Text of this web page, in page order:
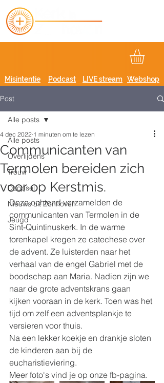
Podcast
Misintentie LIVE stream Webshop
Post
Alle posts
Overlijdens
Trouw
Doopsel
Nieuws uit Zonhoven
Jeugd
Alle posts
Communicanten van
Termolen bereiden zich
voor op Kerstmis.
4 dec 2022 1 minuten om te lezen
Deze ochtend verzamelden de
communicanten van Termolen in de
Sint-Quintinuskerk. In de warme
torenkapel kregen ze catechese over
de advent. Ze luisterden naar het
verhaal van de engel Gabriel met de
boodschap aan Maria. Nadien zijn we
naar de grote adventskrans gaan
kijken vooraan in de kerk. Toen was het
tijd om zelf een adventsplankje te
versieren voor thuis.
Na een lekker koekje en drankje sloten
de kinderen aan bij de
eucharistieviering.
Meer foto's vind je op onze fb-pagina.